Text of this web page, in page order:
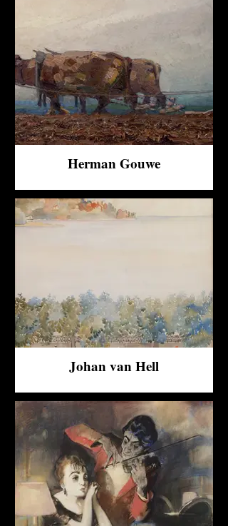
Herman Gouwe
Johan van Hell